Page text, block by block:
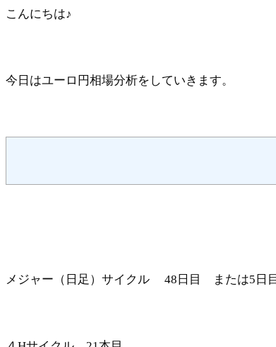
こんにちは♪
今日はユーロ円相場分析をしていきます。
メジャー（日足）サイクル 48日目 または5日